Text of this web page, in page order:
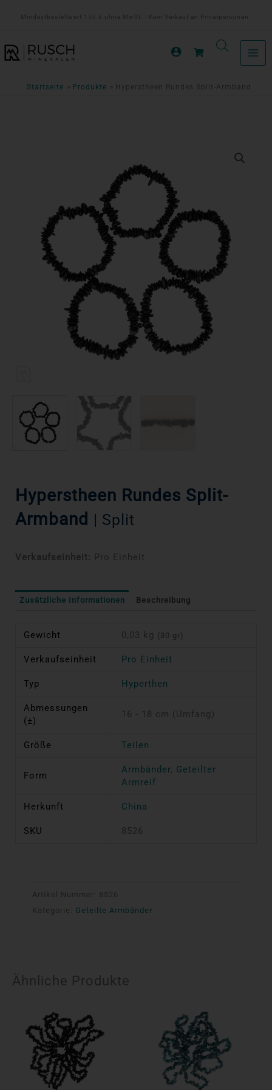
Mindestbestellwert 150 € ohne MwSt. | Kein Verkauf an Privatpersonen.
Startseite Produkte Hyperstheen Rundes Split-Armband
Hyperstheen Rundes Split-
Armband | Split
Verkaufseinheit: Pro Einheit
Zusätzliche Informationen Beschreibung
Gewicht 0,03 kg (30 gr)
Verkaufseinheit Pro Einheit
Typ Hyperthen
Abmessungen
(±)
16 - 18 cm (Umfang)
Größe Teilen
Form
Armbänder, Geteilter
Armreif
Herkunft China
SKU 8526
Artikel Nummer: 8526
Kategorie:
Geteilte Armbänder
Ähnliche Produkte